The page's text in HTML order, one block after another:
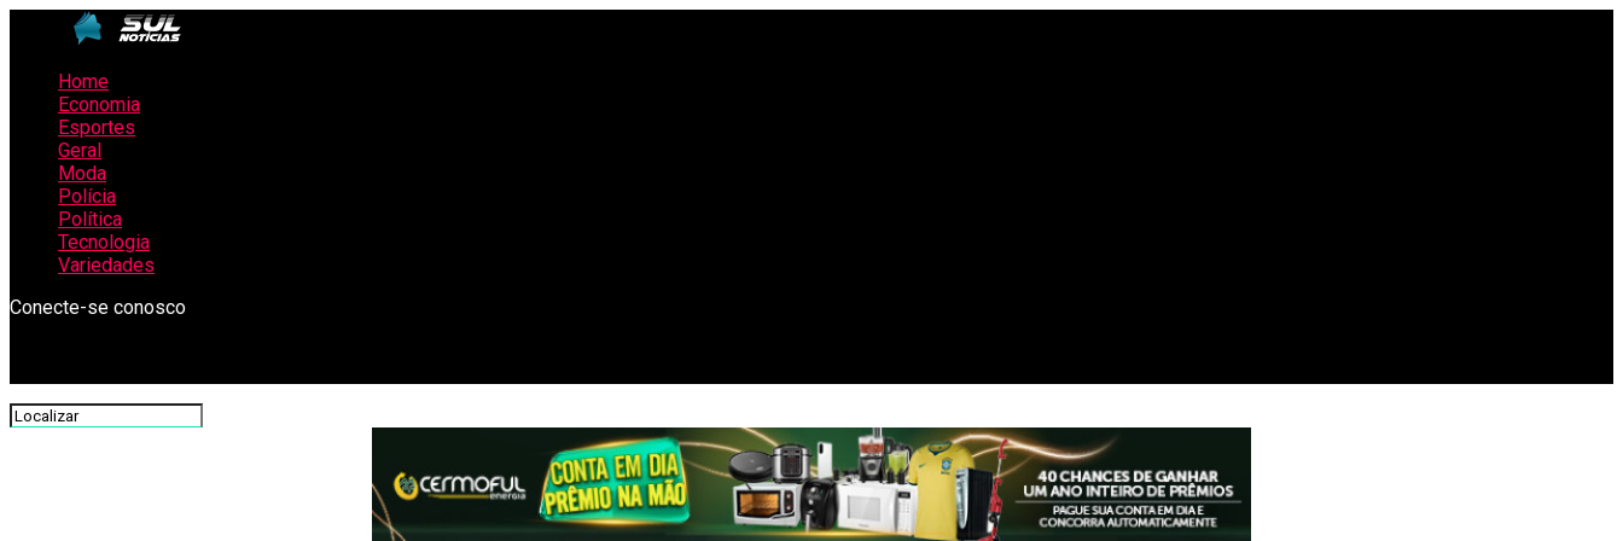
Home
Economia
Esportes
Geral
Moda
Polícia
Política
Tecnologia
Variedades
Conecte-se conosco